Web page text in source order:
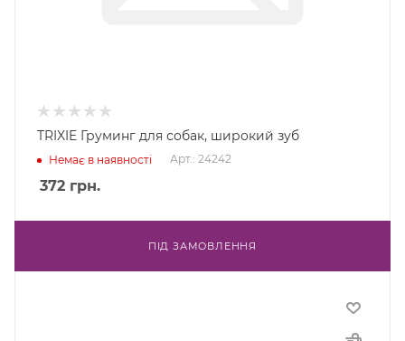
TRIXIE Груминг для собак, широкий зуб
Немає в наявності Арт.: 24242
372 грн.
ПІД ЗАМОВЛЕННЯ